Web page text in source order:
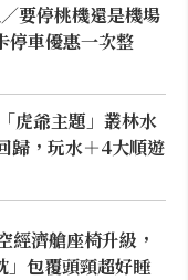
要停桃機還是機場
停車優惠一次整
虎爺主題」叢林水
歸，玩水＋4大順遊
經濟艙座椅升級，
包覆頭頸超好睡